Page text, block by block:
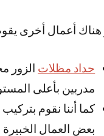
هناك أعمال أخرى
حداد مظلات الزور
مدربين بأعلى
كما أننا نقوم
بعض العمال الخبيرة